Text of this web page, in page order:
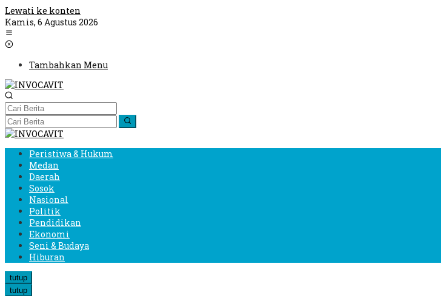
Lewati ke konten
Kamis, 6 Agustus 2026
Tambahkan Menu
Peristiwa & Hukum
Medan
Daerah
Sosok
Nasional
Politik
Pendidikan
Ekonomi
Seni & Budaya
Hiburan
tutup
tutup